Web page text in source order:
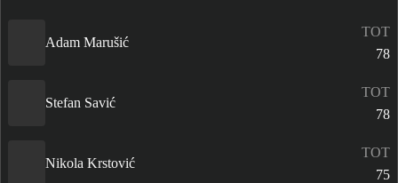
Adam Marušić
TOT
78
Stefan Savić
TOT
78
Nikola Krstović
TOT
75